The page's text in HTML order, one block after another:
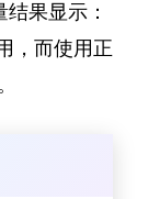
果显示：
，而使用正